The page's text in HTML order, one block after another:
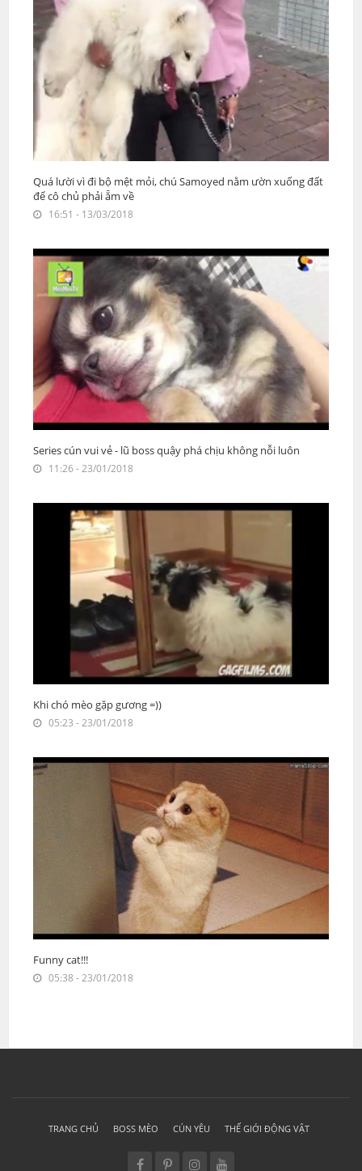
Quá lười vì đi bộ mệt mỏi, chú Samoyed nằm ườn xuống đất
để cô chủ phải ẵm về
16:51 - 13/03/2018
Series cún vui vẻ - lũ boss quậy phá chịu không nỗi luôn
11:26 - 23/01/2018
Khi chó mèo gặp gương =))
05:23 - 23/01/2018
Funny cat!!!
05:38 - 23/01/2018
TRANG CHỦ BOSS MÈO CÚN YÊU THẾ GIỚI ĐỘNG VẬT